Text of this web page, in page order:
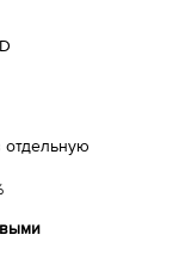
отдельную